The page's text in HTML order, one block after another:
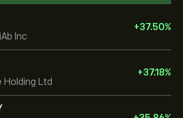
Inc
+37.50%
Holding Ltd
+37.18%